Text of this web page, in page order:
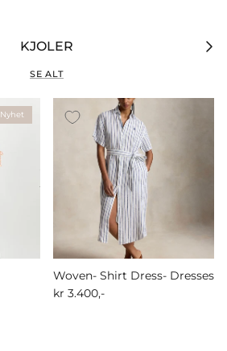
KJOLER
SE ALT
Nyhet
Woven- Shirt Dress- Dresses
kr 3.400,-